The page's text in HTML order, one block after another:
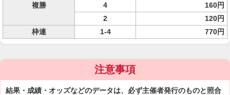
複勝
4
160円
2
120円
枠連
1-4 770円
注意事項
結果・成績・オッズなどのデータは、必ず主催者発行のものと照合